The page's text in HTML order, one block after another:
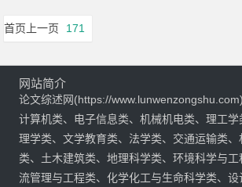
首页 上一页 171
网站简介
论文综述网(https://
计算机类、电子信息类、机械机电类、理工
理学类、文学教育类、法学类、交通运输类
类、土木建筑类、地理科学类、环境科学与
流管理与工程类、化学化工与生命科学类、